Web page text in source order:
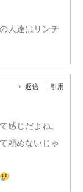
人達はリンチ
返信 引用
感じだよね。
頼めないじゃ